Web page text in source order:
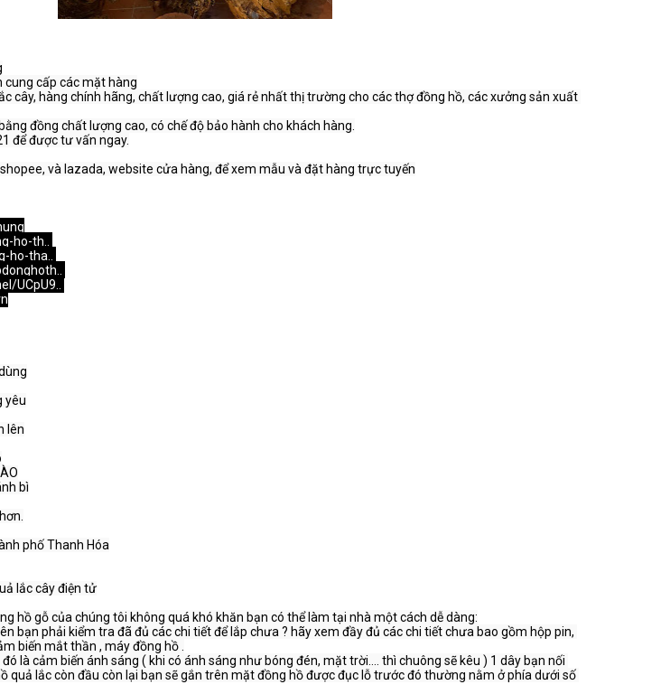
cấp các mặt hàng
cây, hàng chính hãng, chất lượng cao, giá rẻ nhất thị trường cho các thợ đồng hồ, các xưởng sản xuất
đồng chất lượng cao, có chế độ bảo hành cho khách hàng.
để được tư vấn ngay.
ho-th..
ho-tha..
UCpU9..
phố Thanh Hóa
lắc cây điện tử
hồ gỗ của chúng tôi không quá khó khăn bạn có thể làm tại nhà một cách dễ dàng:
bạn phải kiểm tra đã đủ các chi tiết để lắp chưa ? hãy xem đầy đủ các chi tiết chưa bao gồm hộp pin,
biến mắt thần , máy đồng hồ .
là cảm biến ánh sáng ( khi có ánh sáng như bóng đén, mặt trời…. thì chuông sẽ kêu ) 1 dây bạn nối
quả lắc còn đầu còn lại bạn sẽ gắn trên mặt đồng hồ được đục lỗ trước đó thường nằm ở phía dưới số